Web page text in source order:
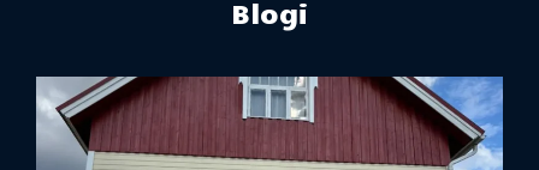
Blogi